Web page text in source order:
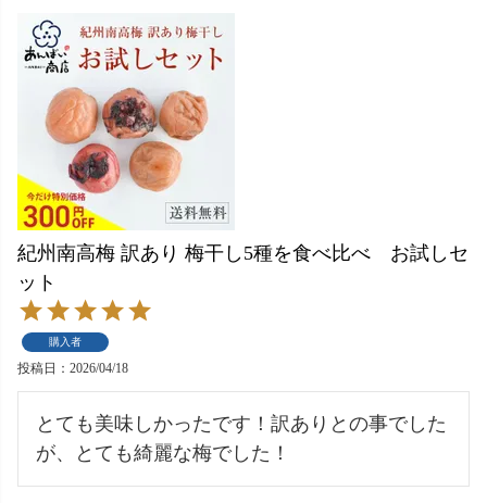
紀州南高梅 訳あり 梅干し5種を食べ比べ お試しセ
ット
購入者
投稿日 2026/04/18
とても美味しかったです！訳ありとの事でした
が、とても綺麗な梅でした！